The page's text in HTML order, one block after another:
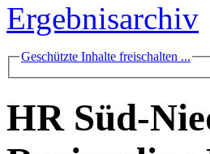
Ergebnisarchiv
Geschützte Inhalte freischalten ...
HR Süd-